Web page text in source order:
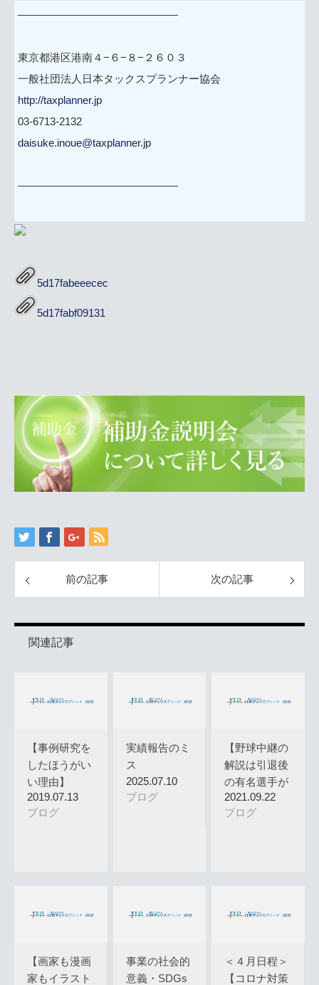
———————————————
東京都港区港南４−６−８−２６０３
一般社団法人日本タックスプランナー協会
http://taxplanner.jp
03-6713-2132
daisuke.inoue@taxplanner.jp
———————————————
5d17fabeeecec
5d17fabf09131
前の記事 次の記事
関連記事
【事例研究を
したほうがい
い理由】
2019.07.13
ブログ
実績報告のミ
ス
2025.07.10
ブログ
【野球中継の
解説は引退後
の有名選手が
行い、どん…
2021.09.22
ブログ
【画家も漫画
家もイラスト
事業の社会的
意義・SDGs
＜４月日程＞
【コロナ対策